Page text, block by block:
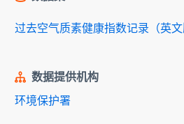
过去空气质素健康指数记录（英文
数据提供机构
环境保护署